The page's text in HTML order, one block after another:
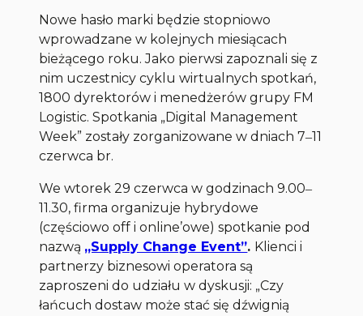
Nowe hasło marki będzie stopniowo
wprowadzane w kolejnych miesiącach
bieżącego roku. Jako pierwsi zapoznali się z
nim uczestnicy cyklu wirtualnych spotkań,
1800 dyrektorów i menedżerów grupy FM
Logistic. Spotkania „Digital Management
Week” zostały zorganizowane w dniach 7‒11
czerwca br.
We wtorek 29 czerwca w godzinach 9.00‒
11.30, firma organizuje hybrydowe
(częściowo off i online’owe) spotkanie pod
nazwą „Supply Change Event”. Klienci i
partnerzy biznesowi operatora są
zaproszeni do udziału w dyskusji: „Czy
łańcuch dostaw może stać się dźwignią